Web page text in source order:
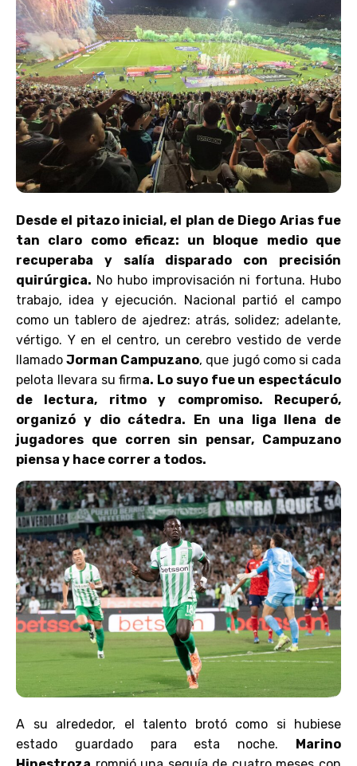
Desde el pitazo inicial, el plan de Diego Arias fue
tan claro como eficaz: un bloque medio que
recuperaba y salía disparado con precisión
quirúrgica. No hubo improvisación ni fortuna. Hubo
trabajo, idea y ejecución. Nacional partió el campo
como un tablero de ajedrez: atrás, solidez; adelante,
vértigo. Y en el centro, un cerebro vestido de verde
llamadoJorman Campuzano, que jugó como si cada
pelota llevara su firma. Lo suyo fue un espectáculo
de lectura, ritmo y compromiso. Recuperó,
organizó y dio cátedra. En una liga llena de
jugadores que corren sin pensar, Campuzano
piensa y hace correr a todos.
A su alrededor, el talento brotó como si hubiese
estado guardado para esta noche.
Marino